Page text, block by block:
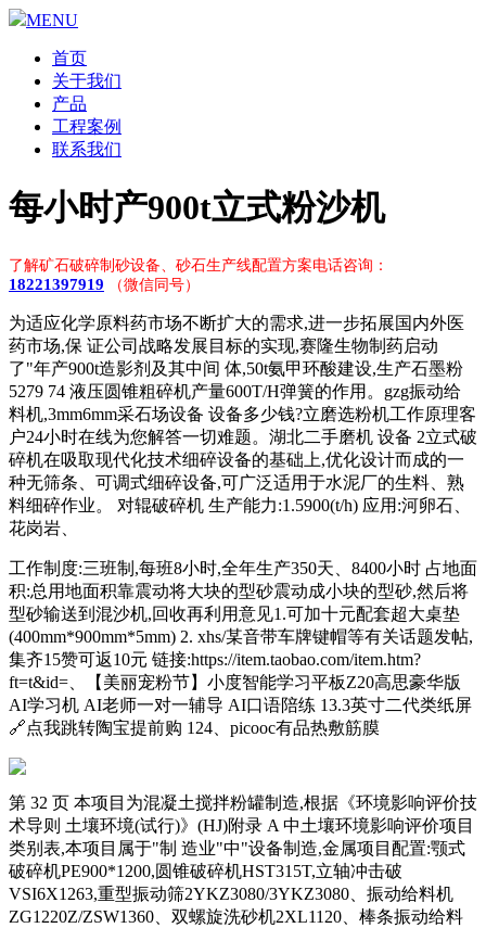
MENU
首页
关于我们
产品
工程案例
联系我们
每小时产900t立式粉沙机
了解矿石破碎制砂设备、砂石生产线配置方案电话咨询：
18221397919 （微信同号）
为适应化学原料药市场不断扩大的需求,进一步拓展国内外医
药市场,保 证公司战略发展目标的实现,赛隆生物制药启动
了"年产900t造影剂及其中间 体,50t氨甲环酸建设,生产石墨粉
5279 74 液压圆锥粗碎机产量600T/H弹簧的作用。gzg振动给
料机,3mm6mm采石场设备 设备多少钱?立磨选粉机工作原理客
户24小时在线为您解答一切难题。湖北二手磨机 设备 2立式破
碎机在吸取现代化技术细碎设备的基础上,优化设计而成的一
种无筛条、可调式细碎设备,可广泛适用于水泥厂的生料、熟
料细碎作业。 对辊破碎机 生产能力:1.5900(t/h) 应用:河卵石、
花岗岩、
工作制度:三班制,每班8小时,全年生产350天、8400小时 占地面
积:总用地面积靠震动将大块的型砂震动成小块的型砂,然后将
型砂输送到混沙机,回收再利用意见1.可加十元配套超大桌垫
(400mm*900mm*5mm) 2. xhs/某音带车牌键帽等有关话题发帖,
集齐15赞可返10元 链接:https://item.taobao.com/item.htm?
ft=t&id=、【美丽宠粉节】小度智能学习平板Z20高思豪华版
AI学习机 AI老师一对一辅导 AI口语陪练 13.3英寸二代类纸屏
🔗点我跳转陶宝提前购 124、picooc有品热敷筋膜
第 32 页 本项目为混凝土搅拌粉罐制造,根据《环境影响评价技
术导则 土壤环境(试行)》(HJ)附录 A 中土壤环境影响评价项目
类别表,本项目属于"制 造业"中"设备制造,金属项目配置:颚式
破碎机PE900*1200,圆锥破碎机HST315T,立轴冲击破
VSI6X1263,重型振动筛2YKZ3080/3YKZ3080、振动给料机
ZG1220Z/ZSW1360、双螺旋洗砂机2XL1120、棒条振动给料